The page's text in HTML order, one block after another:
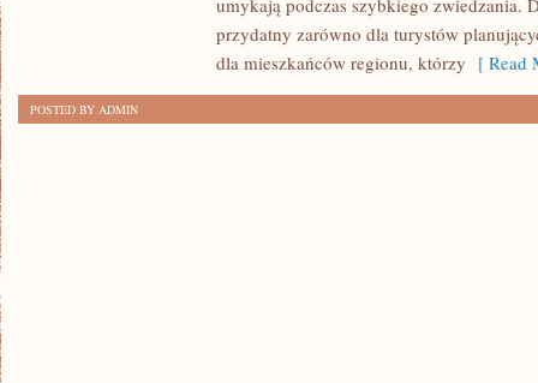
umykają podczas szybkiego zwiedzania.
przydatny zarówno dla turystów
dla mieszkańców regionu, którzy [ Read
POSTED BY ADMIN